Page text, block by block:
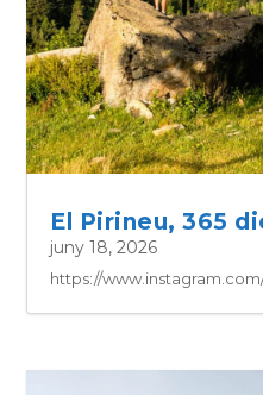
El Pirineu, 365
juny 18, 2026
https://